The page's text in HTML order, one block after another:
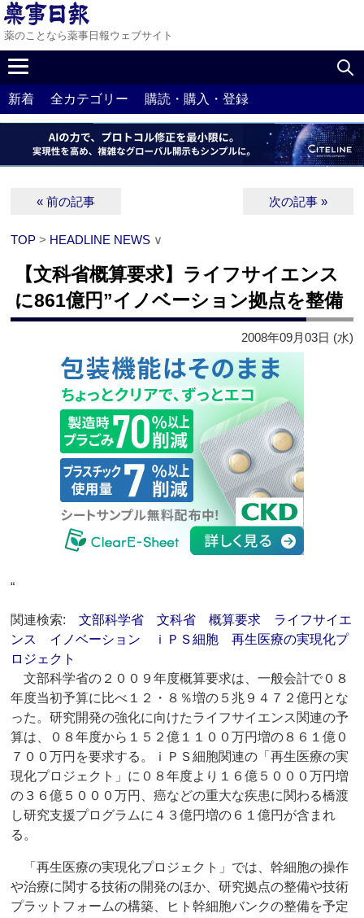
薬のことなら薬事日報ウェブサイト
新着 全カテゴリー 購読・購入・登録
« 前の記事 次の記事 »
TOP > HEADLINE NEWS ∨
【文科省概算要求】ライフサイエンス
に861億円”イノベーション拠点を整備
2008年09月03日 (水)
“
関連検索:文部科学省 文科省 概算要求
ライフサイエ
ンス
イノベーション ｉＰＳ細胞
再生医療の実現化プ
ロジェクト
文部科学省の２００９年度概算要求は、一般会計で０８
年度当初予算に比べ１２・８％増の５兆９４７２億円とな
った。研究開発の強化に向けたライフサイエンス関連の予
算は、０８年度から１５２億１１００万円増の８６１億０
７００万円を要求する。ｉＰＳ細胞関連の「再生医療の実
現化プロジェクト」に０８年度より１６億５０００万円増
の３６億５０００万円、癌などの重大な疾患に関わる橋渡
し研究支援プログラムに４３億円増の６１億円が含まれ
る。
「再生医療の実現化プロジェクト」では、幹細胞の操作
や治療に関する技術の開発のほか、研究拠点の整備や技術
プラットフォームの構築、ヒト幹細胞バンクの整備を予定